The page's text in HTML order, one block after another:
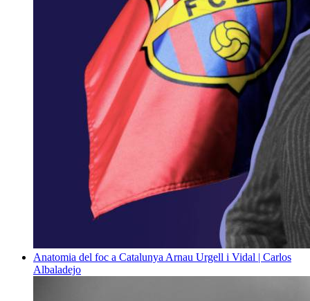
Anatomia del foc a Catalunya Arnau Urgell i Vidal | Carlos
Albaladejo